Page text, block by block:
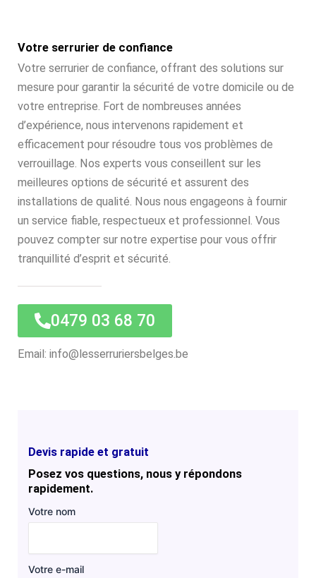
Votre serrurier de confiance
Votre serrurier de confiance, offrant des solutions sur
mesure pour garantir la sécurité de votre domicile ou de
votre entreprise. Fort de nombreuses années
d’expérience, nous intervenons rapidement et
efficacement pour résoudre tous vos problèmes de
verrouillage. Nos experts vous conseillent sur les
meilleures options de sécurité et assurent des
installations de qualité. Nous nous engageons à fournir
un service fiable, respectueux et professionnel. Vous
pouvez compter sur notre expertise pour vous offrir
tranquillité d’esprit et sécurité.
0479 03 68 70
Email: info@lesserruriersbelges.be
Devis rapide et gratuit
Posez vos questions, nous y répondons
rapidement.
Votre nom
Votre e-mail